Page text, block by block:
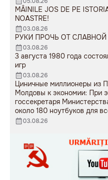
MÂINILE JOS DE PE
NOASTRE!
03.08.26
РУКИ ПРОЧЬ ОТ
03.08.26
3 августа 1980 года
игр
03.08.26
Циничные миллионеры из
Молдовы к экономии: При
госсекретаря
около 180 ноутбуков для
03.08.26